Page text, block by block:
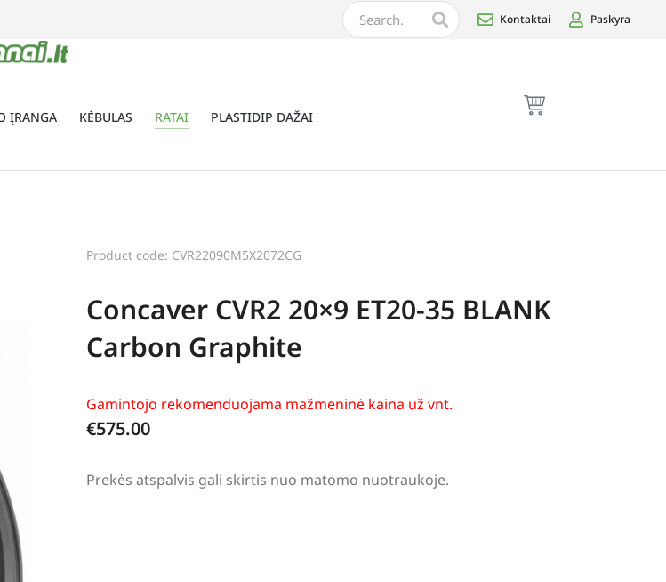
Kontaktai Paskyra
ĮRANGA KĖBULAS RATAI PLASTIDIP DAŽAI
Product code: CVR22090M5X2072CG
Concaver CVR2 20×9 ET20-35 BLANK
Carbon Graphite
Gamintojo rekomenduojama mažmeninė kaina už vnt.
€575.00
Prekės atspalvis gali skirtis nuo matomo nuotraukoje.